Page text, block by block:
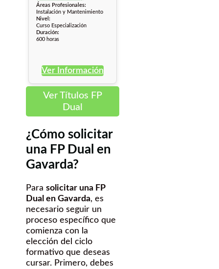
Áreas Profesionales:
Instalación y Mantenimiento
Nivel:
Curso Especialización
Duración:
600 horas
Ver Información
Ver Títulos FP
Dual
¿Cómo solicitar
una FP Dual en
Gavarda?
Para solicitar una FP
Dual en Gavarda, es
necesario seguir un
proceso específico que
comienza con la
elección del ciclo
formativo que deseas
cursar. Primero, debes